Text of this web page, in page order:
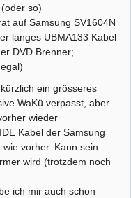
so)
auf Samsung SV1604N
langes UBMA133 Kabel
DVD Brenner;
ein grösseres
WaKü verpasst, aber
wieder
Kabel der Samsung
vorher. Kann sein
wird (trotzdem noch
ich mir auch schon